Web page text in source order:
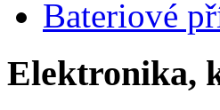
Bateriové
Elektronika,